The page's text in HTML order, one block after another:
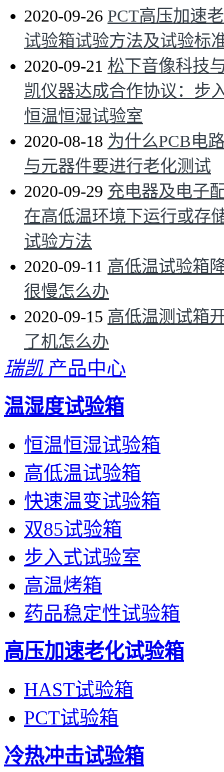
2020-09-26 PCT高压加速
试验箱试验方法及试验标
2020-09-21 松下音像科技
凯仪器达成合作协议：步
恒温恒湿试验室
2020-08-18 为什么PCB电
与元器件要进行老化测试
2020-09-29 充电器及电子
在高低温环境下运行或存
试验方法
2020-09-11 高低温试验箱
很慢怎么办
2020-09-15 高低温测试箱
了机怎么办
瑞凯产品中心
温湿度试验箱
恒温恒湿试验箱
高低温试验箱
快速温变试验箱
双85试验箱
步入式试验室
高温烤箱
药品稳定性试验箱
高压加速老化试验箱
HAST试验箱
PCT试验箱
冷热冲击试验箱